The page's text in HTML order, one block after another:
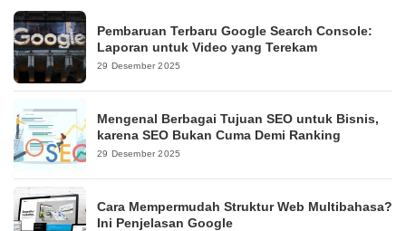
Pembaruan Terbaru Google Search Console:
Laporan untuk Video yang Terekam
29 Desember 2025
Mengenal Berbagai Tujuan SEO untuk Bisnis,
karena SEO Bukan Cuma Demi Ranking
29 Desember 2025
Cara Mempermudah Struktur Web Multibahasa?
Ini Penjelasan Google